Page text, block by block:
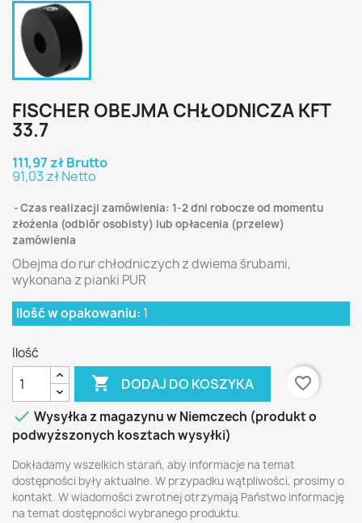
FISCHER OBEJMA CHŁODNICZA KFT
33.7
111,97 zł Brutto
91,03 zł Netto
Czas realizacji zamówienia: 1-2 dni robocze od momentu
złożenia (odbiór osobisty) lub opłacenia (przelew)
zamówienia
Obejma do rur chłodniczych z dwiema śrubami,
wykonana z pianki PUR
Ilość w opakowaniu: 1
Ilość
 DODAJ DO KOSZYKA
favorite_border
 Wysyłka z magazynu w Niemczech (produkt o
podwyższonych kosztach wysyłki)
Dokładamy wszelkich starań, aby informacje na temat
dostępności były aktualne. W przypadku wątpliwości, prosimy o
kontakt. W wiadomości zwrotnej otrzymają Państwo informację
na temat dostępności wybranego produktu.